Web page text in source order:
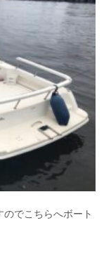
でこちらへボート